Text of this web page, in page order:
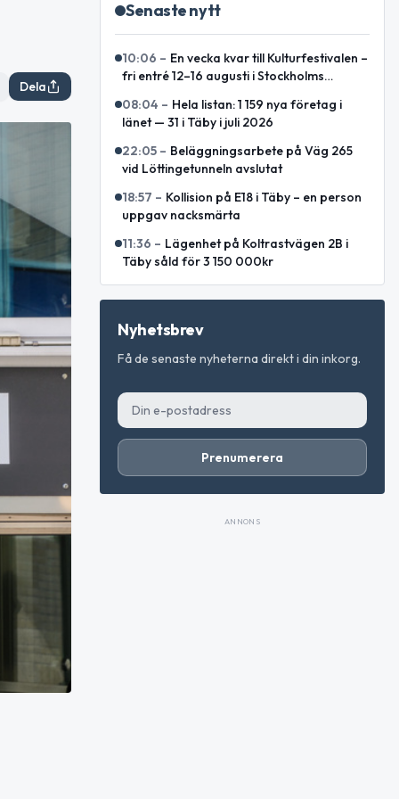
Dela
Senaste nytt
10:06 – En vecka kvar till Kulturfestivalen –
fri entré 12–16 augusti i Stockholms
08:04 – Hela listan: 1 159 nya företag i
länet — 31 i Täby i juli 2026
22:05 – Beläggningsarbete på Väg 265
vid Löttingetunneln avslutat
18:57 – Kollision på E18 i Täby – en person
uppgav nacksmärta
11:36 – Lägenhet på Koltrastvägen 2B i
Täby såld för 3 150 000kr
Nyhetsbrev
Få de senaste nyheterna direkt i din inkorg.
Prenumerera
ANNONS